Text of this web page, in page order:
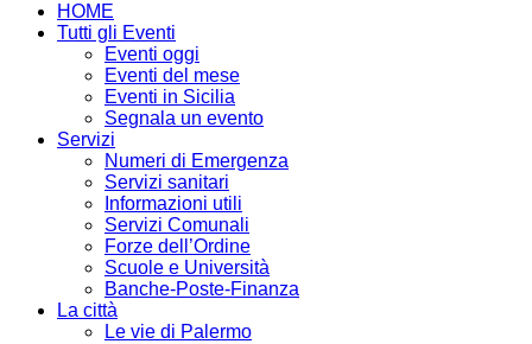
HOME
Tutti gli Eventi
Eventi oggi
Eventi del mese
Eventi in Sicilia
Segnala un evento
Servizi
Numeri di Emergenza
Servizi sanitari
Informazioni utili
Servizi Comunali
Forze dell’Ordine
Scuole e Università
Banche-Poste-Finanza
La città
Le vie di Palermo